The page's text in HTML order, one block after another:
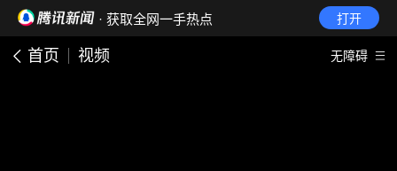
· 获取全网一手热点 打开
首页 视频 无障碍